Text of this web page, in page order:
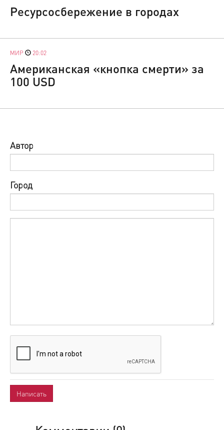
Ресурсосбережение в городах
МИР 20:02
Американская «кнопка смерти» за
100 USD
Автор
Город